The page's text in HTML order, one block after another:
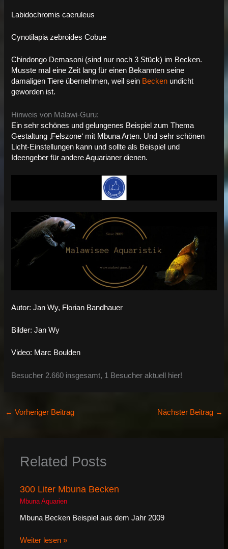
Labidochromis caeruleus
Cynotilapia zebroides Cobue
Chindongo Demasoni (sind nur noch 3 Stück) im Becken.
Musste mal eine Zeit lang für einen Bekannten seine
damaligen Tiere übernehmen, weil sein Becken undicht
geworden ist.
Hinweis von Malawi-Guru:
Ein sehr schönes und gelungenes Beispiel zum Thema
Gestaltung ‚Felszone‘ mit Mbuna Arten. Und sehr schönen
Licht-Einstellungen kann und sollte als Beispiel und
Ideengeber für andere Aquarianer dienen.
Autor: Jan Wy, Florian Bandhauer
Bilder: Jan Wy
Video: Marc Boulden
Besucher 2.660 insgesamt, 1 Besucher aktuell hier!
← Vorheriger Beitrag Nächster Beitrag →
Related Posts
300 Liter Mbuna Becken
Mbuna Aquarien
Mbuna Becken Beispiel aus dem Jahr 2009
Weiter lesen »